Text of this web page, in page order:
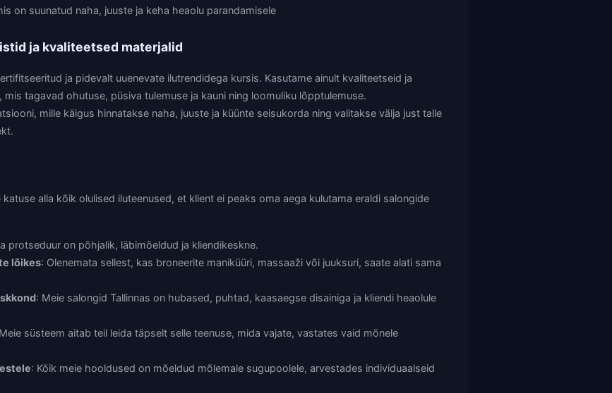
on suunatud naha, juuste ja keha heaolu parandamisele
ja kvaliteetsed materjalid
ja pidevalt uuenevate ilutrendidega kursis. Kasutame ainult kvaliteetseid ja
tagavad ohutuse, püsiva tulemuse ja kauni ning loomuliku lõpptulemuse.
mille käigus hinnatakse naha, juuste ja küünte seisukorda ning valitakse välja just talle
alla kõik olulised iluteenused, et klient ei peaks oma aega kulutama eraldi salongide
protseduur on põhjalik, läbimõeldud ja kliendikeskne.
lõikes: Olenemata sellest, kas broneerite maniküüri, massaaži või juuksuri, saate alati sama
: Meie salongid Tallinnas on hubased, puhtad, kaasaegse disainiga ja kliendi heaolule
süsteem aitab teil leida täpselt selle teenuse, mida vajate, vastates vaid mõnele
: Kõik meie hooldused on mõeldud mõlemale sugupoolele, arvestades individuaalseid